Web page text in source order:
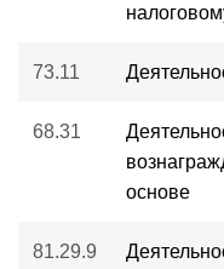
73.11
68.31
основе
81.29.9